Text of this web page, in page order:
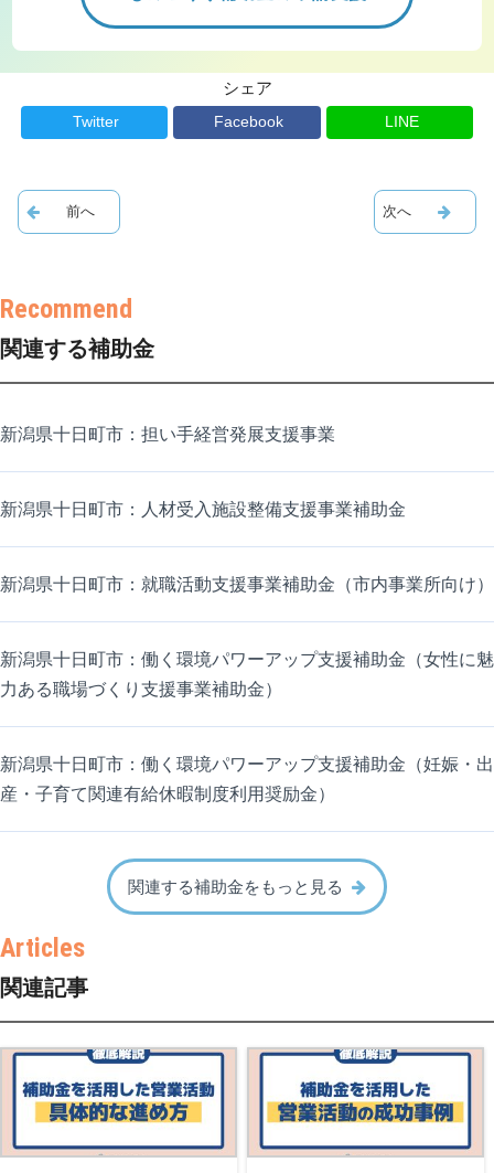
シェア
Twitter Facebook LINE
関連する補助金
新潟県十日町市：担い手経営発展支援事業
新潟県十日町市：人材受入施設整備支援事業補助金
新潟県十日町市：就職活動支援事業補助金（市内事業所向け）
新潟県十日町市：働く環境パワーアップ支援補助金（女性に魅
力ある職場づくり支援事業補助金）
新潟県十日町市：働く環境パワーアップ支援補助金（妊娠・出
産・子育て関連有給休暇制度利用奨励金）
関連する補助金をもっと見る
関連記事